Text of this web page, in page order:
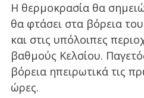
Η θερμοκρασία θα
θα φτάσει στα βόρεια
και στις υπόλοιπες
βαθμούς Κελσίου.
βόρεια ηπειρωτικά τις
ώρες.